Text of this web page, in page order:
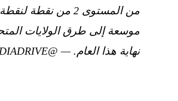
من المستوى 2 من
موسعة إلى طرق الولايات
نهاية هذا العام. — @NVIDIADRIVE على X